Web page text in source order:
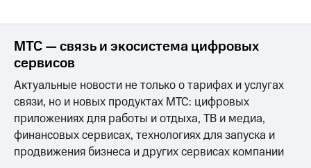
управление
Корпоративный
секретарь
Раскрытие
информации
Информация
акционерам
Документы
ПАО
"МТС"
МТС — связь и экосистема цифровых
сервисов
Актуальные новости не только о тарифах и услугах
связи, но и новых продуктах МТС: цифровых
приложениях для работы и отдыха, ТВ и медиа,
финансовых сервисах, технологиях для запуска и
продвижения бизнеса и других сервисах компании